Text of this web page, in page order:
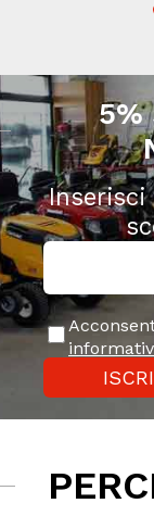
5%
Inserisci